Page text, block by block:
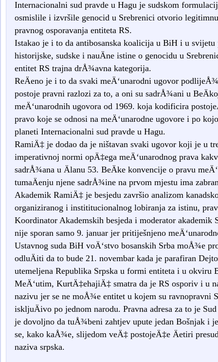
Internacionalni sud pravde u Hagu je sudskom
osmislile i izvršile genocid u Srebrenici otvorio
pravnog osporavanja entiteta RS.
Istakao je i to da antibosanska koalicija u BiH i u
historijske, sudske i nauÄne istine o genocidu u
entitet RS trajna drÅ¾avna kategorija.
ReÄeno je i to da svaki meÄ‘unarodni ugovor
postoje pravni razlozi za to, a oni su sadrÅ¾ani u
meÄ‘unarodnih ugovora od 1969. koja kodificira
pravo koje se odnosi na meÄ‘unarodne ugovore i po
planeti Internacionalni sud pravde u Hagu.
RamiÄ‡ je dodao da je ništavan svaki ugovor koji je u
imperativnoj normi opÄ‡ega meÄ‘unarodnog prava
sadrÅ¾ana u Älanu 53. BeÄke konvencije o pravu
tumaÄenju njene sadrÅ¾ine na prvom mjestu ima
Akademik RamiÄ‡ je besjedu završio analizom
organiziranog i instititucionalnog lobiranja za istinu,
Koordinator Akademskih besjeda i moderator akademik
nije sporan samo 9. januar jer pritiješnjeno
Ustavnog suda BiH voÄ‘stvo bosanskih Srba moÅ¾e
odluÄiti da to bude 21. novembar kada je parafiran
utemeljena Republika Srpska u formi entiteta i u okviru
MeÄ‘utim, KurtÄ‡ehajiÄ‡ smatra da je RS osporiv i u
nazivu jer se ne moÅ¾e entitet u kojem su ravnopravni
iskljuÄivo po jednom narodu. Pravna adresa za to je
je dovoljno da tuÅ¾beni zahtjev upute jedan Bošnjak i
se, kako kaÅ¾e, slijedom veÄ‡ postojeÄ‡e Äetiri
naziva srpska.